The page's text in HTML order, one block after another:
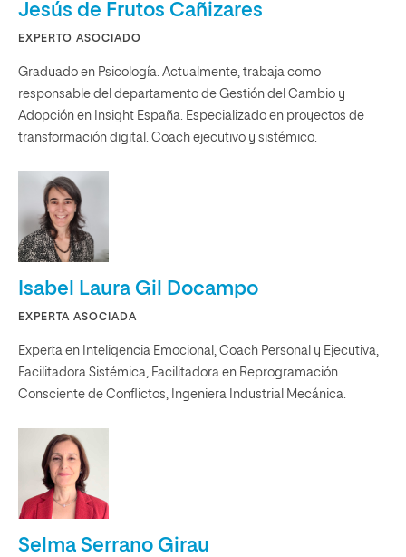
Jesús de Frutos Cañizares
EXPERTO ASOCIADO
Graduado en Psicología. Actualmente, trabaja como
responsable del departamento de Gestión del Cambio y
Adopción en Insight España. Especializado en proyectos de
transformación digital. Coach ejecutivo y sistémico.
Isabel Laura Gil Docampo
EXPERTA ASOCIADA
Experta en Inteligencia Emocional, Coach Personal y Ejecutiva,
Facilitadora Sistémica, Facilitadora en Reprogramación
Consciente de Conflictos, Ingeniera Industrial Mecánica.
Selma Serrano Girau